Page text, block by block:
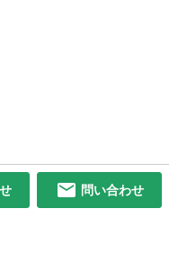
問い合わせ